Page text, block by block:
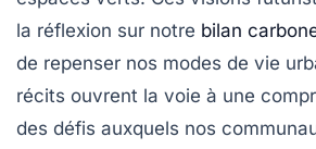
la réflexion sur notre bilan
de repenser nos modes de vie
récits ouvrent la voie à une
des défis auxquels nos